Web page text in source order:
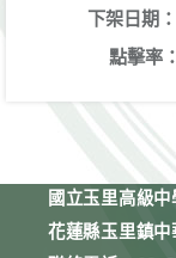
下架日期：
點擊率：
國立玉里高級中
花蓮縣玉里鎮